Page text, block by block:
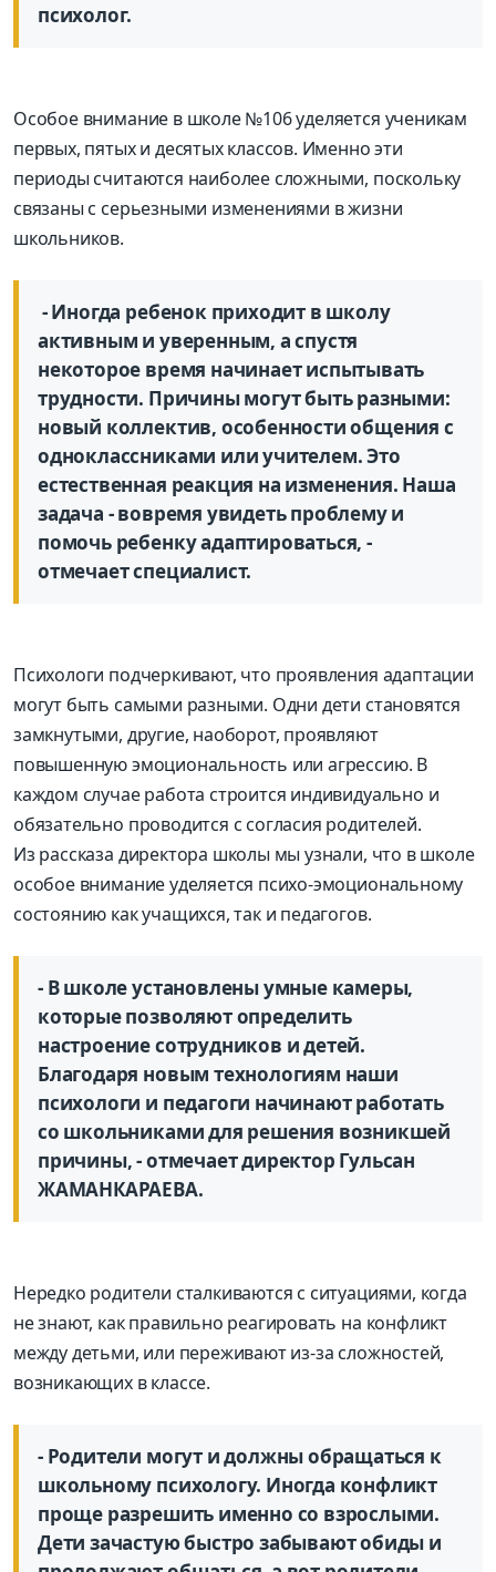
психолог.
Особое внимание в школе №106 уделяется ученикам
первых, пятых и десятых классов. Именно эти
периоды считаются наиболее сложными, поскольку
связаны с серьезными изменениями в жизни
школьников.
- Иногда ребенок приходит в школу
активным и уверенным, а спустя
некоторое время начинает испытывать
трудности. Причины могут быть разными:
новый коллектив, особенности общения с
одноклассниками или учителем. Это
естественная реакция на изменения. Наша
задача - вовремя увидеть проблему и
помочь ребенку адаптироваться, -
отмечает специалист.
Психологи подчеркивают, что проявления адаптации
могут быть самыми разными. Одни дети становятся
замкнутыми, другие, наоборот, проявляют
повышенную эмоциональность или агрессию. В
каждом случае работа строится индивидуально и
обязательно проводится с согласия родителей.
Из рассказа директора школы мы узнали, что в школе
особое внимание уделяется психо-эмоциональному
состоянию как учащихся, так и педагогов.
- В школе установлены умные камеры,
которые позволяют определить
настроение сотрудников и детей.
Благодаря новым технологиям наши
психологи и педагоги начинают работать
со школьниками для решения возникшей
причины, - отмечает директор Гульсан
ЖАМАНКАРАЕВА.
Нередко родители сталкиваются с ситуациями, когда
не знают, как правильно реагировать на конфликт
между детьми, или переживают из-за сложностей,
возникающих в классе.
- Родители могут и должны обращаться к
школьному психологу. Иногда конфликт
проще разрешить именно со взрослыми.
Дети зачастую быстро забывают обиды и